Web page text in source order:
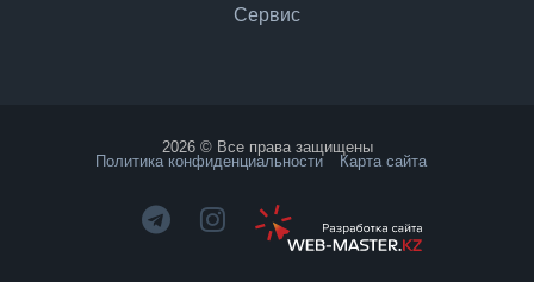
Сервис
2026 © Все права защищены
Политика конфиденциальности
Карта сайта